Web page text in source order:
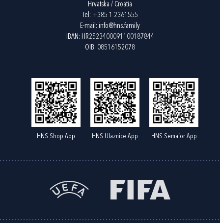
Hrvatska / Croatia
Tel: +385 1 2361555
E-mail: info@hns.family
IBAN: HR2523400091100187844
OIB: 08516152078
HNS Shop App HNS Ulaznice App HNS Semafor App